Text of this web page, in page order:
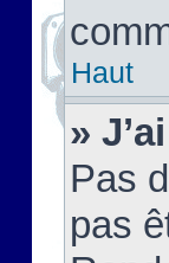
Haut
»
Pas
pas